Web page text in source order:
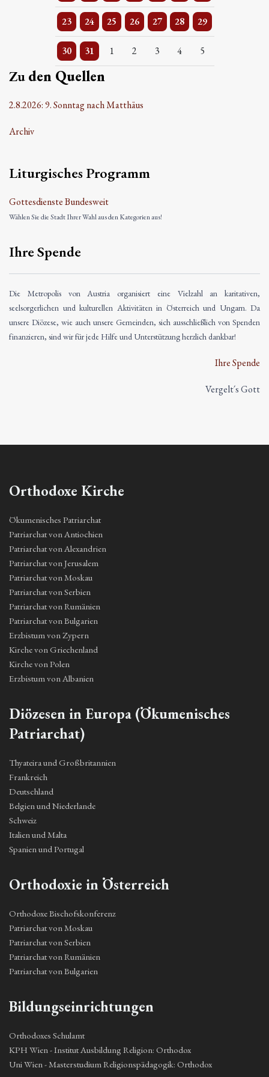
23
2 Veranstaltungen
24
Einzelne Veranstaltung
25
Einzelne Veranstaltung
26
Einzelne Veranstaltung
27
Einzelne Veranstaltung
28
2 Veranstaltungen
29
Einzelne Veranstaltung
30
3 Veranstaltungen
31
Einzelne Veranstaltung
1
Einzelne Veranstaltung
2
Einzelne Veranstaltung
3
Einzelne Veranstaltung
4
Einzelne Veranstaltung
5
Einzelne Veranstaltung
Zuden Quellen
2.8.2026: 9. Sonntag nach Matthäus
Archiv
Liturgisches Programm
Gottesdienste Bundesweit
Wählen Sie die Stadt Ihrer Wahl aus den Kategorien aus!
Ihre Spende
Die Metropolis von Austria organisiert eine Vielzahl an karitativen,
seelsorgerlichen und kulturellen Aktivitäten in Österreich und Ungarn. Da
unsere Diözese, wie auch unsere Gemeinden, sich ausschließlich von Spenden
finanzieren, sind wir für jede Hilfe und Unterstützung herzlich dankbar!
Ihre Spende
Vergelt´s Gott
Orthodoxe Kirche
Ökumenisches Patriarchat
Patriarchat von Antiochien
Patriarchat von Alexandrien
Patriarchat von Jerusalem
Patriarchat von Moskau
Patriarchat von Serbien
Patriarchat von Rumänien
Patriarchat von Bulgarien
Erzbistum von Zypern
Kirche von Griechenland
Kirche von Polen
Erzbistum von Albanien
Diözesen in Europa (Ökumenisches
Patriarchat)
Thyateira und Großbritannien
Frankreich
Deutschland
Belgien und Niederlande
Schweiz
Italien und Malta
Spanien und Portugal
Orthodoxie in Österreich
Orthodoxe Bischofskonferenz
Patriarchat von Moskau
Patriarchat von Serbien
Patriarchat von Rumänien
Patriarchat von Bulgarien
Bildungseinrichtungen
Orthodoxes Schulamt
KPH Wien - Institut Ausbildung Religion: Orthodox
Uni Wien - Masterstudium Religionspädagogik: Orthodox